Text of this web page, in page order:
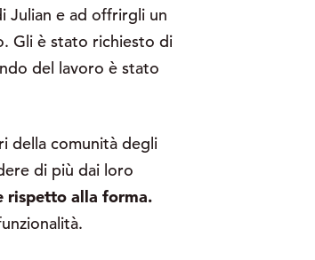
Julian e ad offrirgli un
Gli è stato richiesto di
del lavoro è stato
della comunità degli
di più dai loro
rispetto alla forma.